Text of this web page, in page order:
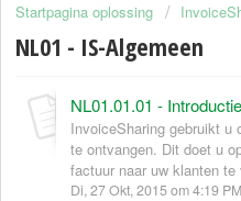
Startpagina oplossing
NL01 - IS-Algemeen
NL01.01.01 - Introductie
InvoiceSharing gebruikt u
te ontvangen. Dit doet u
factuur naar uw klanten te
Di, 27 Okt, 2015 om 4:19 PM